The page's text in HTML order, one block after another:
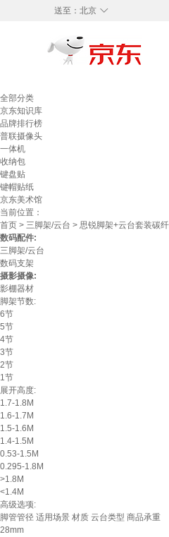
◇
送至： 北京
全部分类
京东知识库
品牌排行榜
普联摄像头
一体机
收纳包
键盘贴
键帽贴纸
京东美术馆
当前位置：
首页 > 三脚架/云台 > 思锐脚架+云台套装碳
数码配件:
三脚架/云台
数码支架
摄影摄像:
影棚器材
脚架节数:
6节
5节
4节
3节
2节
1节
展开高度:
1.7-1.8M
1.6-1.7M
1.5-1.6M
1.4-1.5M
0.53-1.5M
0.295-1.8M
>1.8M
<1.4M
高级选项:
脚管管径 适用场景 材质 云台类型 商品承重
28mm